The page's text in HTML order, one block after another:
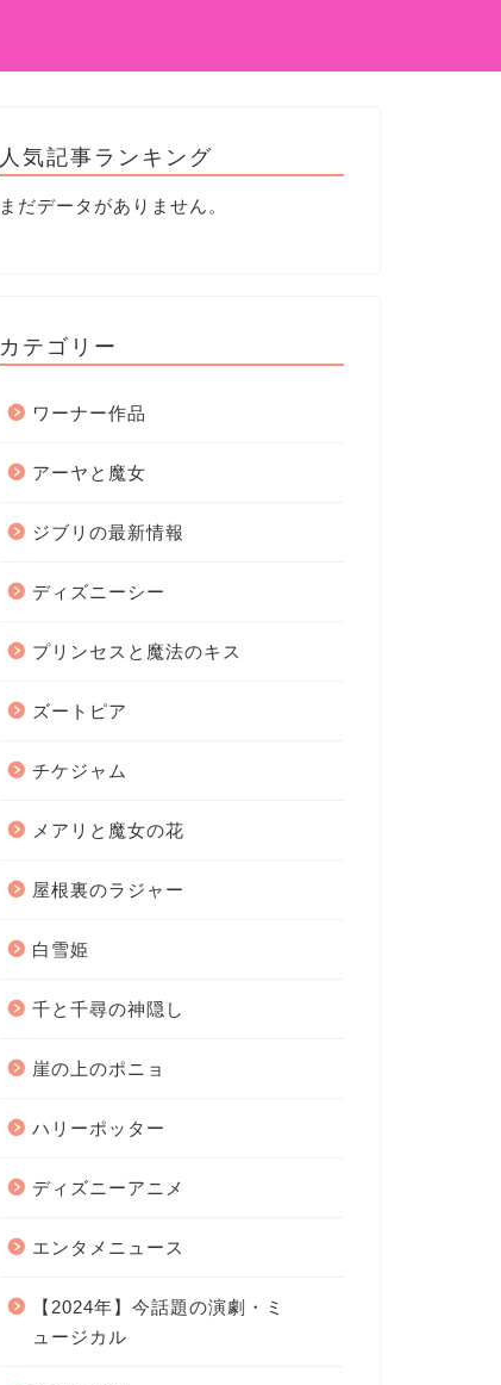
人気記事ランキング
まだデータがありません。
カテゴリー
ワーナー作品
アーヤと魔女
ジブリの最新情報
ディズニーシー
プリンセスと魔法のキス
ズートピア
チケジャム
メアリと魔女の花
屋根裏のラジャー
白雪姫
千と千尋の神隠し
崖の上のポニョ
ハリーポッター
ディズニーアニメ
エンタメニュース
【2024年】今話題の演劇・ミ
ュージカル